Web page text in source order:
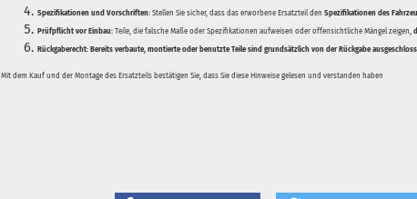
Spezifikationen und Vorschriften: Stellen Sie sicher, dass das erworbene Ersatzteil den Spezifikationen des
Prüfpflicht vor Einbau: Teile, die falsche Maße oder Spezifikationen aufweisen oder offensichtliche Mängel zeigen,
Rückgaberecht: Bereits verbaute, montierte oder benutzte Teile sind grundsätzlich von der Rückgabe
Mit dem Kauf und der Montage des Ersatzteils bestätigen Sie, dass Sie diese Hinweise gelesen und verstanden haben